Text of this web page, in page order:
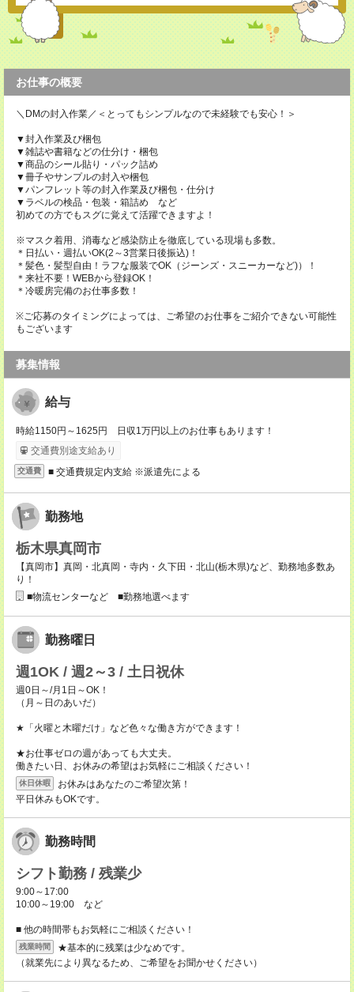
お仕事の概要
＼DMの封入作業／＜とってもシンプルなので未経験でも安心！＞
▼封入作業及び梱包
▼雑誌や書籍などの仕分け・梱包
▼商品のシール貼り・パック詰め
▼冊子やサンプルの封入や梱包
▼パンフレット等の封入作業及び梱包・仕分け
▼ラベルの検品・包装・箱詰め など
初めての方でもスグに覚えて活躍できますよ！
※マスク着用、消毒など感染防止を徹底している現場も多数。
＊日払い・週払いOK(2～3営業日後振込)！
＊髪色・髪型自由！ラフな服装でOK（ジーンズ・スニーカーなど)）！
＊来社不要！WEBから登録OK！
＊冷暖房完備のお仕事多数！
※ご応募のタイミングによっては、ご希望のお仕事をご紹介できない可能性
もございます
募集情報
給与
時給1150円～1625円 日収1万円以上のお仕事もあります！
交通費別途支給あり
交通費 ■ 交通費規定内支給 ※派遣先による
勤務地
栃木県真岡市
【真岡市】真岡・北真岡・寺内・久下田・北山(栃木県)など、勤務地多数あ
り！
■物流センターなど ■勤務地選べます
勤務曜日
週1OK / 週2～3 / 土日祝休
週0日～/月1日～OK！
（月～日のあいだ）
★「火曜と木曜だけ」など色々な働き方ができます！
★お仕事ゼロの週があっても大丈夫。
働きたい日、お休みの希望はお気軽にご相談ください！
休日休暇
お休みはあなたのご希望次第！
平日休みもOKです。
勤務時間
シフト勤務 / 残業少
9:00～17:00
10:00～19:00 など
■ 他の時間帯もお気軽にご相談ください！
残業時間
★基本的に残業は少なめです。
（就業先により異なるため、ご希望をお聞かせください）